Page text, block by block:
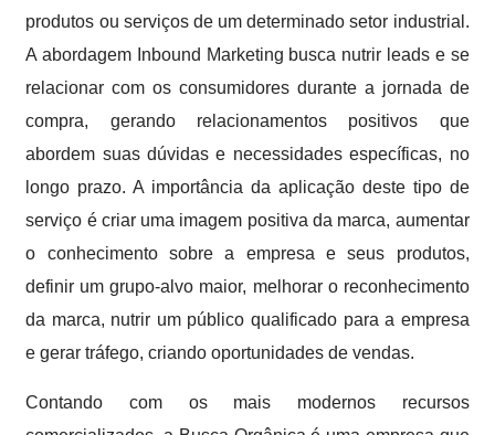
produtos ou serviços de um determinado setor industrial.
A abordagem Inbound Marketing busca nutrir leads e se
relacionar com os consumidores durante a jornada de
compra, gerando relacionamentos positivos que
abordem suas dúvidas e necessidades específicas, no
longo prazo. A importância da aplicação deste tipo de
serviço é criar uma imagem positiva da marca, aumentar
o conhecimento sobre a empresa e seus produtos,
definir um grupo-alvo maior, melhorar o reconhecimento
da marca, nutrir um público qualificado para a empresa
e gerar tráfego, criando oportunidades de vendas.
Contando com os mais modernos recursos